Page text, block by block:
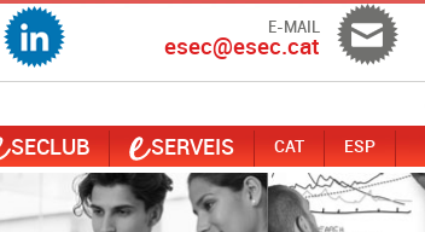
E-MAIL
esec@esec.cat
SECLUB SERVEIS CAT ESP